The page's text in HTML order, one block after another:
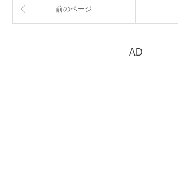
前のページ
AD